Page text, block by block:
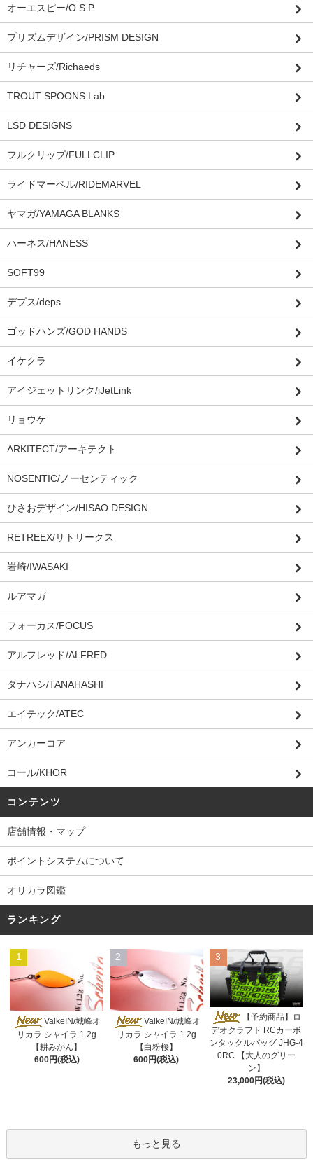
オーエスピー/O.S.P
プリズムデザイン/PRISM DESIGN
リチャーズ/Richaeds
TROUT SPOONS Lab
LSD DESIGNS
フルクリップ/FULLCLIP
ライドマーベル/RIDEMARVEL
ヤマガ/YAMAGA BLANKS
ハーネス/HANESS
SOFT99
デプス/deps
ゴッドハンズ/GOD HANDS
イケクラ
アイジェットリンク/iJetLink
リョウケ
ARKITECT/アーキテクト
NOSENTIC/ノーセンティック
ひさおデザイン/HISAO DESIGN
RETREEX/リトリークス
岩崎/IWASAKI
ルアマガ
フォーカス/FOCUS
アルフレッド/ALFRED
タナハシ/TANAHASHI
エイテック/ATEC
アンカーコア
コール/KHOR
コンテンツ
店舗情報・マップ
ポイントシステムについて
オリカラ図鑑
ランキング
1
ValkeIN/城峰オ
リカラ シャイラ 1.2g
【耕みかん】
600円(税込)
2
ValkeIN/城峰オ
リカラ シャイラ 1.2g
【白粉桜】
600円(税込)
3
【予約商品】ロ
デオクラフト RCカーボ
ンタックルバッグ JHG-4
0RC 【大人のグリー
ン】
23,000円(税込)
もっと見る